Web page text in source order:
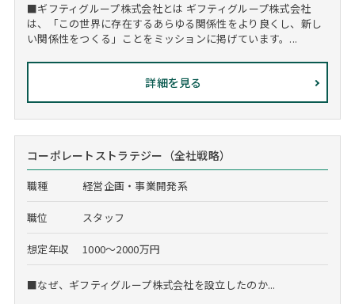
■ギフティグループ株式会社とは ギフティグループ株式会社
は、「この世界に存在するあらゆる関係性をより良くし、新し
い関係性をつくる」ことをミッションに掲げています。...
詳細を見る
コーポレートストラテジー（全社戦略）
職種 経営企画・事業開発系
職位 スタッフ
想定年収 1000～2000万円
■なぜ、ギフティグループ株式会社を設立したのか...